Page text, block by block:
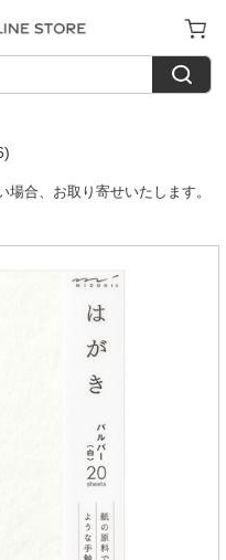
合、お取り寄せいたします。